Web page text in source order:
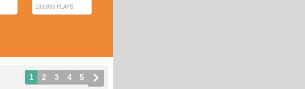
133,893 PLAYS
1 2 3 4 5